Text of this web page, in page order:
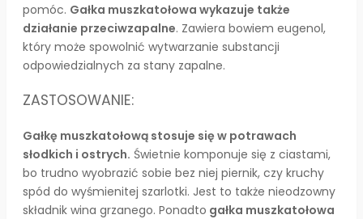
pomóc. Gałka muszkatołowa wykazuje także
działanie przeciwzapalne. Zawiera bowiem eugenol,
który może spowolnić wytwarzanie substancji
odpowiedzialnych za stany zapalne.
ZASTOSOWANIE:
Gałkę muszkatołową stosuje się w potrawach
słodkich i ostrych. Świetnie komponuje się z ciastami,
bo trudno wyobrazić sobie bez niej piernik, czy kruchy
spód do wyśmienitej szarlotki. Jest to także nieodzowny
składnik wina grzanego. Ponadto gałka muszkatołowa